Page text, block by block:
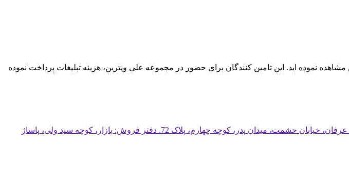
نموده اید. این تامین کنندگان برای حضور در مجموعه علی ویترین، هزینه تبلیغات پرداخت نموده
کارخانه: تهران، آزادگان، روبروی چهارراه یافت آباد غربی، کندرو به سمت آزادگان شرقی، خیابان عرفان، خیابان حشمت، میدان پدر، کوچه چهارم، پلاک 72. دفتر فروش: بازار، کوچه سید ولی، پاساژ